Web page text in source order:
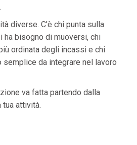
diverse. C’è chi punta sulla
ha bisogno di muoversi, chi
ordinata degli incassi e chi
semplice da integrare nel lavoro
va fatta partendo dalla
tua attività.